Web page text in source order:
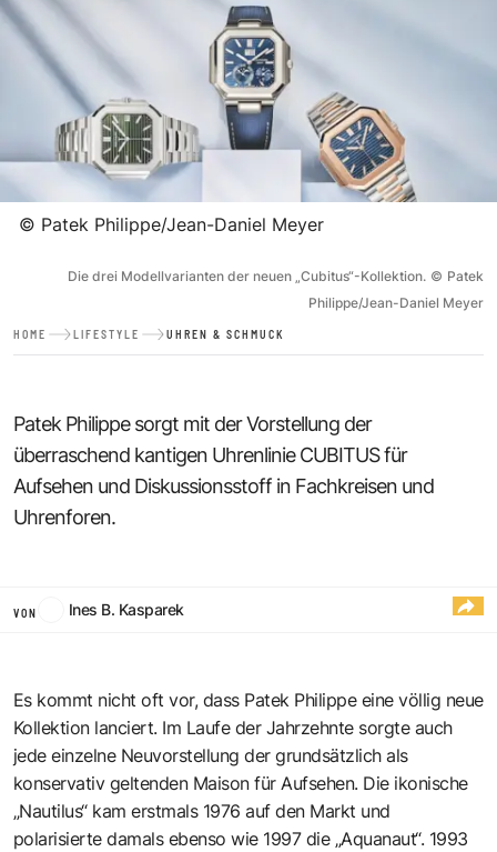
© Patek Philippe/Jean-Daniel Meyer
Die drei Modellvarianten der neuen „Cubitus“-Kollektion. © Patek
Philippe/Jean-Daniel Meyer
HOME LIFESTYLE UHREN & SCHMUCK
Patek Philippe sorgt mit der Vorstellung der
überraschend kantigen Uhrenlinie CUBITUS für
Aufsehen und Diskussionsstoff in Fachkreisen und
Uhrenforen.
VON Ines B. Kasparek
Es kommt nicht oft vor, dass Patek Philippe eine völlig neue
Kollektion lanciert. Im Laufe der Jahrzehnte sorgte auch
jede einzelne Neuvorstellung der grundsätzlich als
konservativ geltenden Maison für Aufsehen. Die ikonische
„Nautilus“ kam erstmals 1976 auf den Markt und
polarisierte damals ebenso wie 1997 die „Aquanaut“. 1993